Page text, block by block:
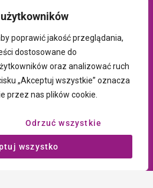
poprawić jakość przeglądania,
dostosowane do
oraz analizować ruch
„Akceptuj wszystkie” oznacza
przez nas plików cookie.
Odrzuć wszystkie
wszystko
i plików cookie
na tej stronie są chronione prawem